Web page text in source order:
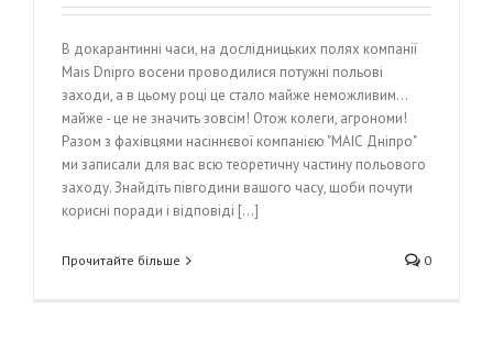
В докарантинні часи, на дослідницьких полях компанії
Mais Dnipro восени проводилися потужні польові
заходи, а в цьому році це стало майже неможливим…
майже - це не значить зовсім! Отож колеги, агрономи!
Разом з фахівцями насіннєвої компанією "МАІС Дніпро"
ми записали для вас всю теоретичну частину польового
заходу. Знайдіть півгодини вашого часу, щоби почути
корисні поради і відповіді [...]
Прочитайте більше 0